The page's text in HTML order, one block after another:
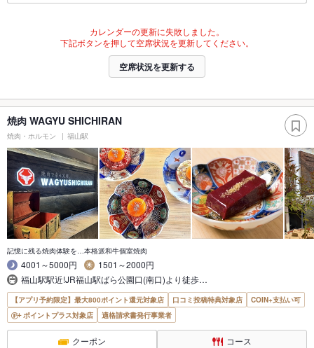
カレンダーの更新に失敗しました。
下記ボタンを押して空席状況を更新してください。
空席状況を更新する
焼肉 WAGYU SHICHIRAN
焼肉・ホルモン 福山駅
記憶に残る焼肉体験を…本格派和牛個室焼肉
4001～5000円
1501～2000円
福山駅駅近!JR福山駅ばら公園口(南口)より徒歩…
【アプリ予約限定】最大800ポイント還元対象店 口コミ投稿特典対象店
COIN+支払い可
ポイントプラス対象店
適格請求書発行事業者
クーポン コース